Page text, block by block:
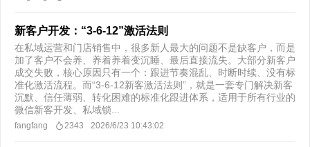
新客户开发：“3-6-12”激活法则
​在私域运营和门店销售中，很多新人最大的问题不是缺客户，而是
加了客户不会养、养着养着变沉睡、最后直接流失。大部分新客户
成交失败，核心原因只有一个：跟进节奏混乱、时断时续、没有标
准化激活流程。而“3-6-12新客激活法则”，就是一套专门解决新客
沉默、信任薄弱、转化困难的标准化跟进体系，适用于所有行业的
微信新客开发、私域锁...
fangfang 2343 2026/6/23 10:43:02